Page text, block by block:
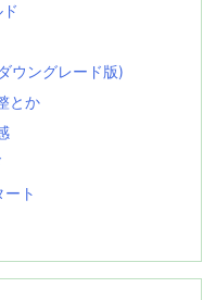
ウングレード版)
とか
ト